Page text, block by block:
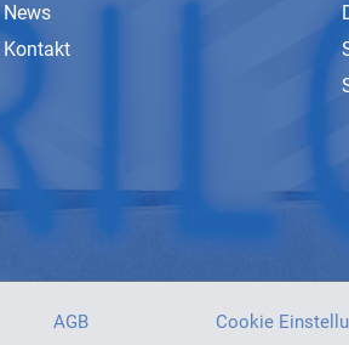
News
Kontakt
AGB Cookie